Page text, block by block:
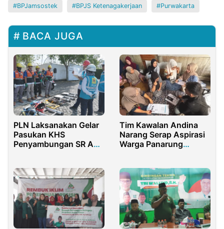
BPJamsostek BPJS Ketenagakerjaan Purwakarta
BACA JUGA
PLN Laksanakan Gelar
Pasukan KHS
Penyambungan SR APP
Tim Kawalan Andina
Narang Serap Aspirasi
Warga Panarung